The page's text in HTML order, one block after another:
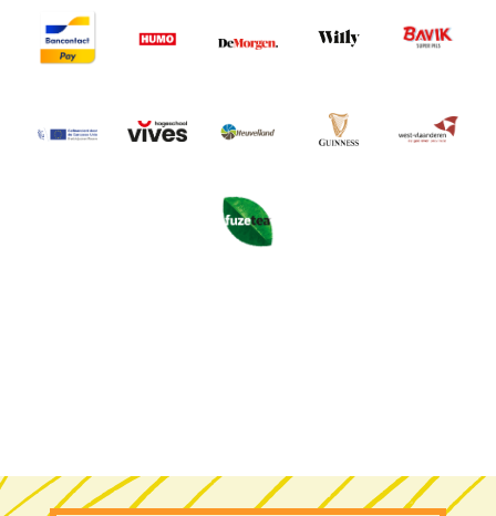
Image
Image Image Image Image
Image Image Image Image Image
Image